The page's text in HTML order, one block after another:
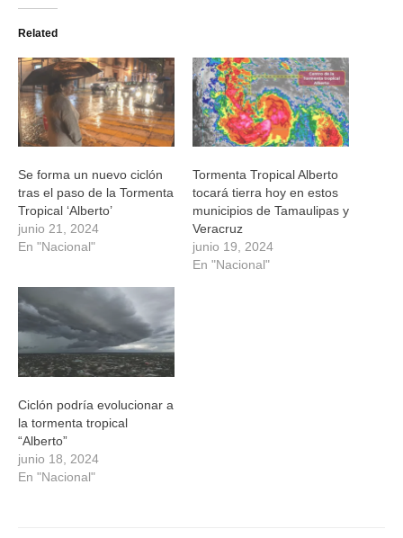
Twitter
abre
una
ventana
nueva)
una
ventana
nueva)
una
ventana
nueva)
una
ventana
nueva)
Related
Se forma un nuevo ciclón
tras el paso de la Tormenta
Tropical ‘Alberto’
junio 21, 2024
En "Nacional"
Tormenta Tropical Alberto
tocará tierra hoy en estos
municipios de Tamaulipas y
Veracruz
junio 19, 2024
En "Nacional"
Ciclón podría evolucionar a
la tormenta tropical
“Alberto”
junio 18, 2024
En "Nacional"